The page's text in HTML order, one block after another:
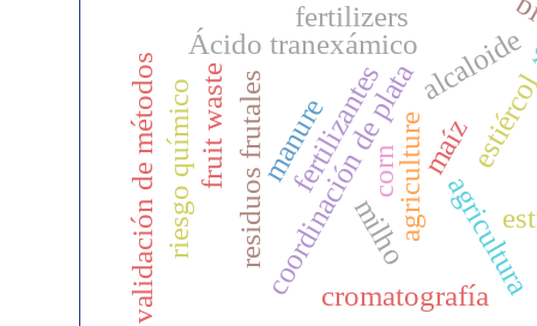
coordinación de plata
Ácido tranexámico
fertilizantes
residuos frutales agricultura
maíz
fertilizers
manure
fruit waste agriculture
corn
milho
alcaloide
cromatografía
validación de métodosriesgo químico